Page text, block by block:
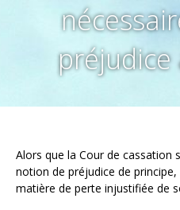
préjudice
Alors que la Cour de cassation
notion de préjudice de
matière de perte injustifiée de